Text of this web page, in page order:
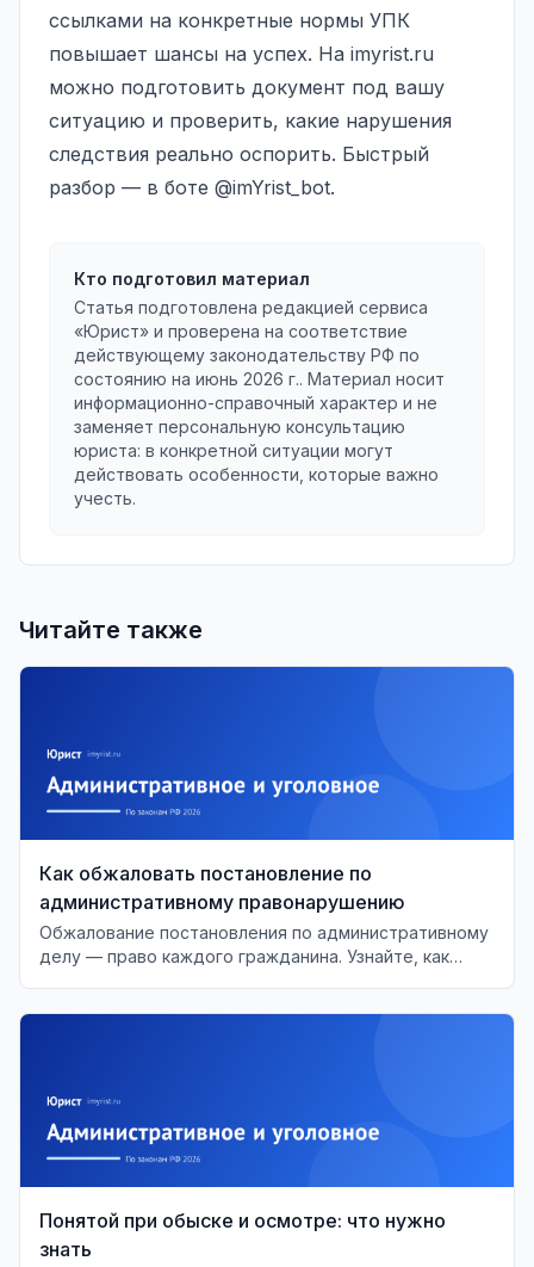
ссылками на конкретные нормы УПК
повышает шансы на успех. На imyrist.ru
можно подготовить документ под вашу
ситуацию и проверить, какие нарушения
следствия реально оспорить. Быстрый
разбор — в боте @imYrist_bot.
Кто подготовил материал
Статья подготовлена редакцией сервиса
«Юрист» и проверена на соответствие
действующему законодательству РФ по
состоянию на июнь 2026 г.. Материал носит
информационно-справочный характер и не
заменяет персональную консультацию
юриста: в конкретной ситуации могут
действовать особенности, которые важно
учесть.
Читайте также
Как обжаловать постановление по
административному правонарушению
Обжалование постановления по административному
делу — право каждого гражданина. Узнайте, как
Понятой при обыске и осмотре: что нужно
знать